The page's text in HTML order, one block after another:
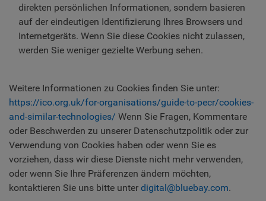
direkten persönlichen Informationen, sondern basieren
auf der eindeutigen Identifizierung Ihres Browsers und
Internetgeräts. Wenn Sie diese Cookies nicht zulassen,
werden Sie weniger gezielte Werbung sehen.
Weitere Informationen zu Cookies finden Sie unter:
https://ico.org.uk/for-organisations/guide-to-pecr/cookies-
and-similar-technologies/ Wenn Sie Fragen, Kommentare
oder Beschwerden zu unserer Datenschutzpolitik oder zur
Verwendung von Cookies haben oder wenn Sie es
vorziehen, dass wir diese Dienste nicht mehr verwenden,
oder wenn Sie Ihre Präferenzen ändern möchten,
kontaktieren Sie uns bitte unter digital@bluebay.com.